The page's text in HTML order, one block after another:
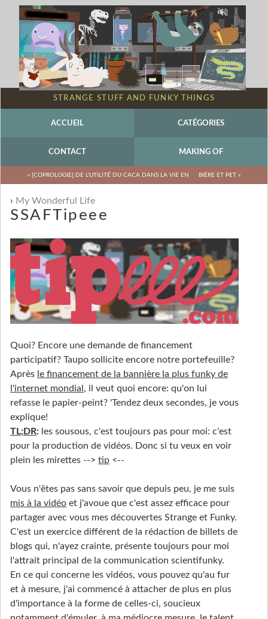
STRANGE STUFF AND FUNKY THINGS
ACCUEIL CATÉGORIES
CONTACT MAKING OF
« [COPROLOGIE] DE L'UTILITÉ DU CACA DANS LA VIE EN BIÈRE ET PET »
My Wonderful Life
SSAFTipeee
Quoi? Encore une demande de financement
participatif? Taupo sollicite encore notre portefeuille?
Après le financement de la bannière la plus funky de
l'internet mondial , il veut quoi encore: qu'on lui
refasse le papier-peint? 'Tendez deux secondes, je vous
explique!
TL;DR: les sousous, c'est toujours pas pour moi: c'est
pour la production de vidéos. Donc si tu veux en voir
plein les mirettes --> tip <--
Vous n'êtes pas sans savoir que depuis peu, je me suis
mis à la vidéo et j'avoue que c'est assez efficace pour
partager avec vous mes découvertes Strange et Funky.
C'est un exercice différent de la rédaction de billets de
blogs qui, n'ayez crainte, présente toujours pour moi
l'attrait principal de la communication scientifunky.
En ce qui concerne les vidéos, vous pouvez qu'au fur
et à mesure, j'ai commencé à attacher de plus en plus
d'importance à la forme de celles-ci, soucieux